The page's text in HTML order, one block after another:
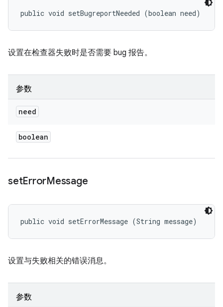
public void setBugreportNeeded (boolean need)
设置在检查器失败时是否需要 bug 报告。
参数
need
boolean
setErrorMessage
public void setErrorMessage (String message)
设置与失败相关的错误消息。
参数